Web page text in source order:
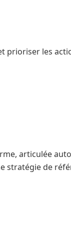
les
articulée
stratégie de